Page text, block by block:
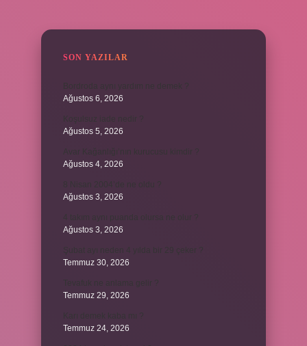
SON YAZILAR
Ağustos 6, 2026
Ağustos 5, 2026
Ağustos 4, 2026
Ağustos 3, 2026
Ağustos 3, 2026
Temmuz 30, 2026
Temmuz 29, 2026
Temmuz 24, 2026